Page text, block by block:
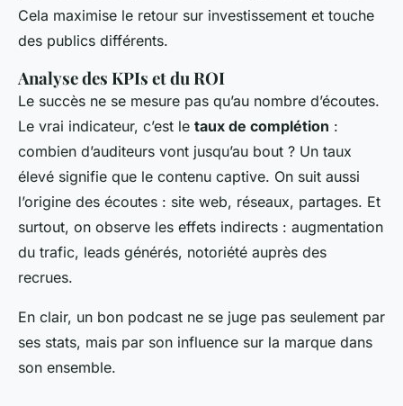
Cela maximise le retour sur investissement et touche
des publics différents.
Analyse des KPIs et du ROI
Le succès ne se mesure pas qu’au nombre d’écoutes.
Le vrai indicateur, c’est le taux de complétion :
combien d’auditeurs vont jusqu’au bout ? Un taux
élevé signifie que le contenu captive. On suit aussi
l’origine des écoutes : site web, réseaux, partages. Et
surtout, on observe les effets indirects : augmentation
du trafic, leads générés, notoriété auprès des
recrues.
En clair, un bon podcast ne se juge pas seulement par
ses stats, mais par son influence sur la marque dans
son ensemble.